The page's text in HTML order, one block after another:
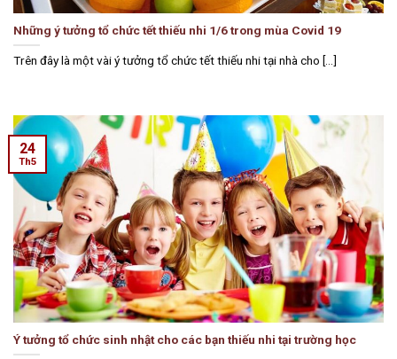
Những ý tưởng tổ chức tết thiếu nhi 1/6 trong mùa Covid 19
Trên đây là một vài ý tưởng tổ chức tết thiếu nhi tại nhà cho [...]
Ý tưởng tổ chức sinh nhật cho các bạn thiếu nhi tại trường học
24
Th5